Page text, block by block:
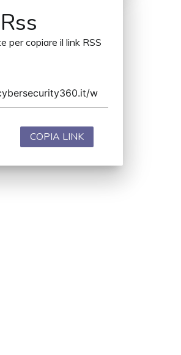
per copiare il link RSS
COPIA LINK